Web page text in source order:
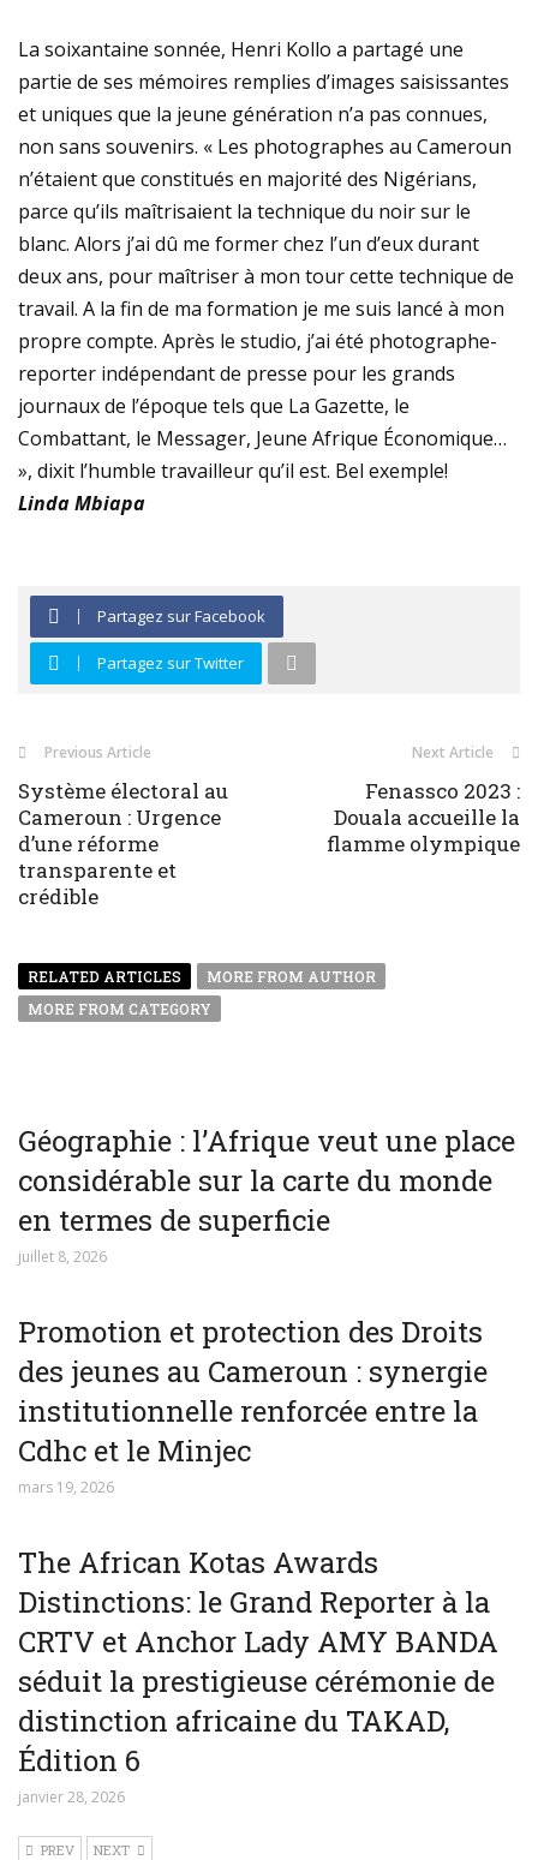
La soixantaine sonnée, Henri Kollo a partagé une
partie de ses mémoires remplies d’images saisissantes
et uniques que la jeune génération n’a pas connues,
non sans souvenirs. « Les photographes au Cameroun
n’étaient que constitués en majorité des Nigérians,
parce qu’ils maîtrisaient la technique du noir sur le
blanc. Alors j’ai dû me former chez l’un d’eux durant
deux ans, pour maîtriser à mon tour cette technique de
travail. A la fin de ma formation je me suis lancé à mon
propre compte. Après le studio, j’ai été photographe-
reporter indépendant de presse pour les grands
journaux de l’époque tels que La Gazette, le
Combattant, le Messager, Jeune Afrique Économique…
», dixit l’humble travailleur qu’il est. Bel exemple!
Linda Mbiapa
Partagez sur Facebook
Partagez sur Twitter
Previous Article
Système électoral au
Cameroun : Urgence
d’une réforme
transparente et
crédible
Next Article
Fenassco 2023 :
Douala accueille la
flamme olympique
RELATED ARTICLES
MORE FROM AUTHOR
MORE FROM CATEGORY
Géographie : l’Afrique veut une place
considérable sur la carte du monde
en termes de superficie
juillet 8, 2026
Promotion et protection des Droits
des jeunes au Cameroun : synergie
institutionnelle renforcée entre la
Cdhc et le Minjec
mars 19, 2026
The African Kotas Awards
Distinctions: le Grand Reporter à la
CRTV et Anchor Lady AMY BANDA
séduit la prestigieuse cérémonie de
distinction africaine du TAKAD,
Édition 6
janvier 28, 2026
PREV NEXT